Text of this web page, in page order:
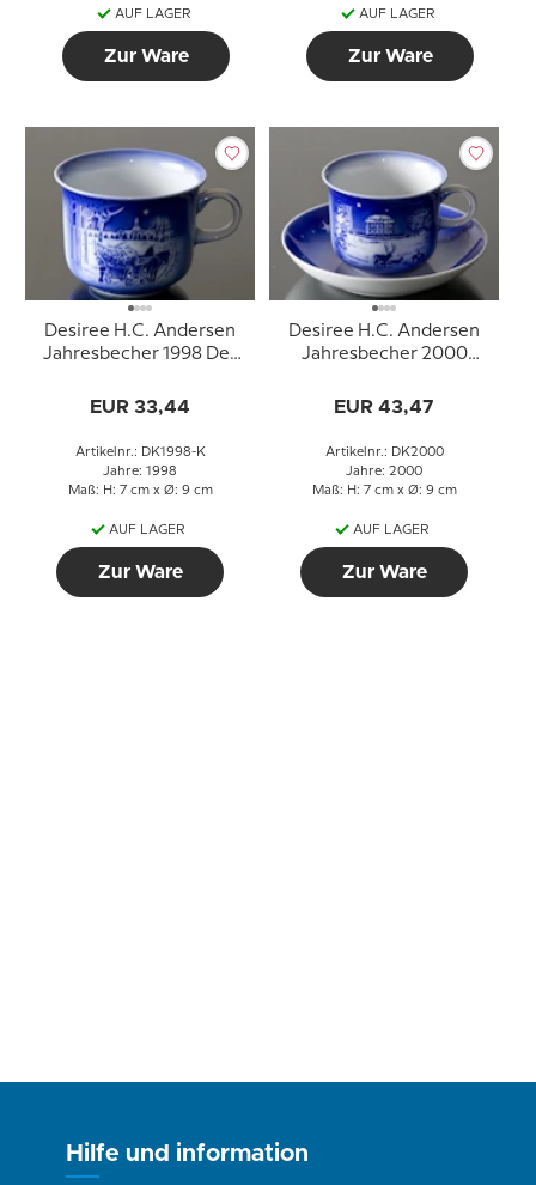
AUF LAGER
Zur Ware
AUF LAGER
Zur Ware
Desiree H.C. Andersen
Jahresbecher 1998 Der
Herrschaft
EUR 33,44
Artikelnr.: DK1998-K
Jahre: 1998
Maß: H: 7 cm x Ø: 9 cm
AUF LAGER
Zur Ware
Desiree H.C. Andersen
Jahresbecher 2000
Untertasse
EUR 43,47
Artikelnr.: DK2000
Jahre: 2000
Maß: H: 7 cm x Ø: 9 cm
AUF LAGER
Zur Ware
Hilfe und information